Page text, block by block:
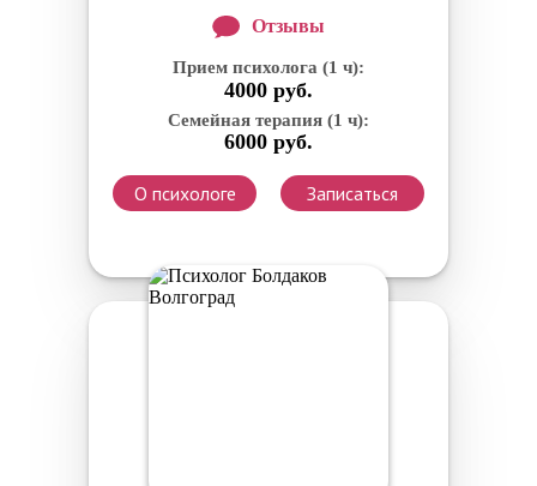
Отзывы
Прием психолога (1 ч):
4000 руб.
Семейная терапия (1 ч):
6000 руб.
О психологе Записаться